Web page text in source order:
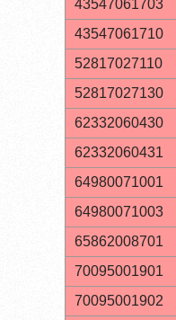
43547061703
43547061710
52817027110
52817027130
62332060430
62332060431
64980071001
64980071003
65862008701
70095001901
70095001902